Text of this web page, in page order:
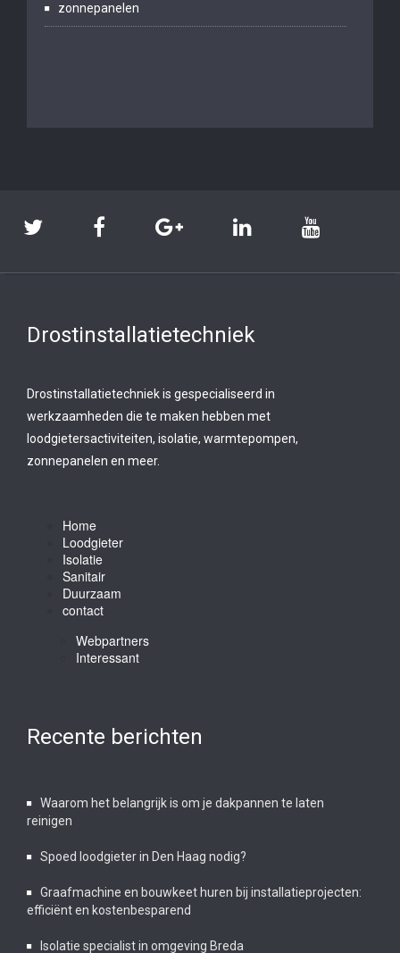
zonnepanelen
Drostinstallatietechniek
Drostinstallatietechniek is gespecialiseerd in
werkzaamheden die te maken hebben met
loodgietersactiviteiten, isolatie, warmtepompen,
zonnepanelen en meer.
Home
Loodgieter
Isolatie
Sanitair
Duurzaam
contact
Webpartners
Interessant
Recente berichten
Waarom het belangrijk is om je dakpannen te laten
reinigen
Spoed loodgieter in Den Haag nodig?
Graafmachine en bouwkeet huren bij installatieprojecten:
efficiënt en kostenbesparend
Isolatie specialist in omgeving Breda